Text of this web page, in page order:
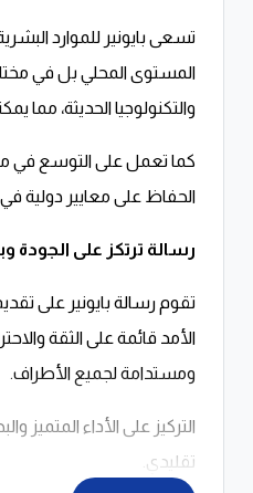
تسعى بايونير للموارد
المستوى المحلي بل في
والتكنولوجيا الحديثة،
كما تعمل على التوسع في
الحفاظ على معايير دولية في
رسالة ترتكز على الجودة
تقوم رسالة بايونير على
الأمد قائمة على الثقة
ومستدامة لجميع الأطراف.
التركيز على الأداء
تقليدي.